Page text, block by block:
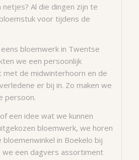
Al die dingen zijn te
voor tijdens de
bloemwerk in Twentse
we een persoonlijk
met de midwinterhoorn en de
er bij in. Zo maken we
persoon.
of een idee wat we kunnen
bloemwerk, we horen
bloemenwinkel in Boekelo bij
we een dagvers assortiment